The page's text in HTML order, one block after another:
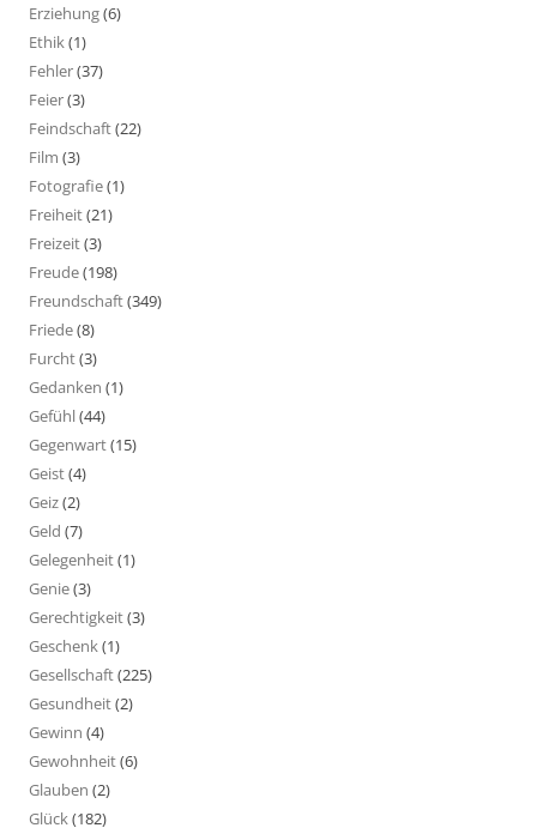
Erziehung(6)
Ethik(1)
Fehler(37)
Feier(3)
Feindschaft(22)
Film (3)
Fotografie(1)
Freiheit(21)
Freizeit(3)
Freude(198)
Freundschaft(349)
Friede(8)
Furcht(3)
Gedanken (1)
Gefühl(44)
Gegenwart(15)
Geist(4)
Geiz(2)
Geld (7)
Gelegenheit(1)
Genie(3)
Gerechtigkeit(3)
Geschenk(1)
Gesellschaft(225)
Gesundheit(2)
Gewinn (4)
Gewohnheit(6)
Glauben (2)
Glück(182)